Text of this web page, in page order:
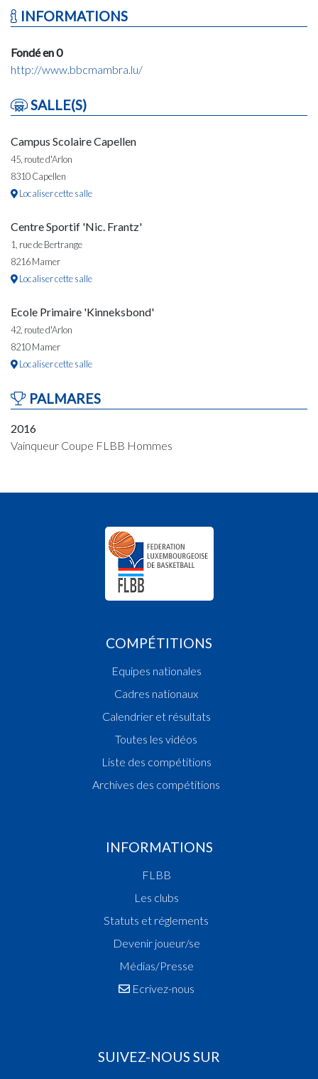
INFORMATIONS
Fondé en 0
http://www.bbcmambra.lu/
SALLE(S)
Campus Scolaire Capellen
45, route d'Arlon
8310 Capellen
Localiser cette salle
Centre Sportif 'Nic. Frantz'
1, rue de Bertrange
8216 Mamer
Localiser cette salle
Ecole Primaire 'Kinneksbond'
42, route d'Arlon
8210 Mamer
Localiser cette salle
PALMARES
2016
Vainqueur Coupe FLBB Hommes
COMPÉTITIONS
Equipes nationales
Cadres nationaux
Calendrier et résultats
Toutes les vidéos
Liste des compétitions
Archives des compétitions
INFORMATIONS
FLBB
Les clubs
Statuts et réglements
Devenir joueur/se
Médias/Presse
Ecrivez-nous
SUIVEZ-NOUS SUR